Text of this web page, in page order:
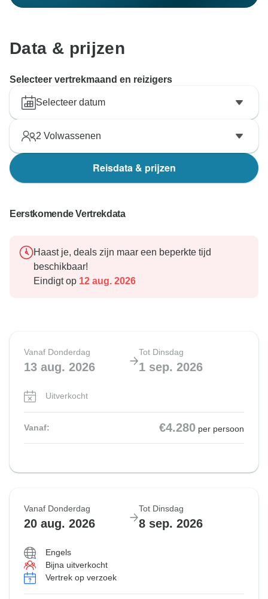
Data & prijzen
Selecteer vertrekmaand en reizigers
Selecteer datum
2 Volwassenen
Reisdata & prijzen
Eerstkomende Vertrekdata
Haast je, deals zijn maar een beperkte tijd
beschikbaar!
Eindigt op 12 aug. 2026
Vanaf Donderdag
13 aug. 2026
Tot Dinsdag
1 sep. 2026
Uitverkocht
Vanaf: €4.280 per persoon
Vanaf Donderdag
20 aug. 2026
Tot Dinsdag
8 sep. 2026
Engels
Bijna uitverkocht
Vertrek op verzoek